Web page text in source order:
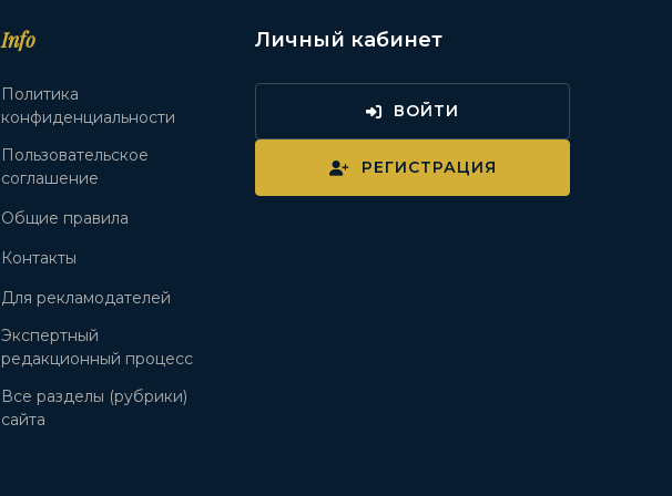
Info
Политика
конфиденциальности
Пользовательское
соглашение
Общие правила
Контакты
Для рекламодателей
Экспертный
редакционный процесс
Все разделы (рубрики)
сайта
Личный кабинет
ВОЙТИ
РЕГИСТРАЦИЯ